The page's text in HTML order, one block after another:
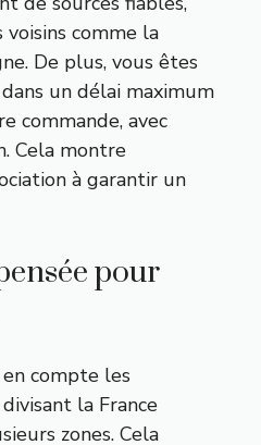
voisins comme la
De plus, vous êtes
un délai maximum
commande, avec
Cela montre
à garantir un
pour
compte les
la France
zones. Cela